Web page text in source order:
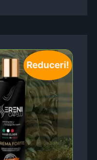
Reduceri!